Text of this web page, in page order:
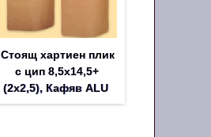
Стоящ хартиен плик
с цип 8,5х14,5+
(2х2,5), Кафяв ALU